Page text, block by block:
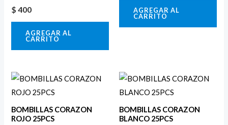
$ 400
AGREGAR AL
CARRITO
AGREGAR AL
CARRITO
BOMBILLAS CORAZON
ROJO 25PCS
BOMBILLAS CORAZON
BLANCO 25PCS